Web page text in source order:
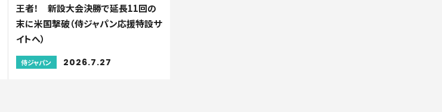
王者！ 新設大会決勝で延長11回の
末に米国撃破（侍ジャパン応援特設サ
イトへ）
侍ジャパン 2026.7.27